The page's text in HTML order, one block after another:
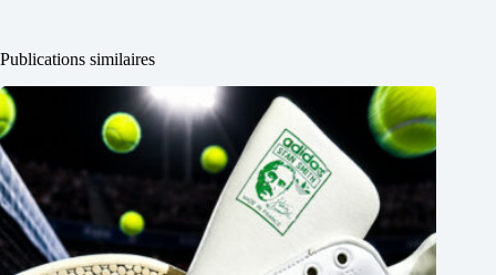
Publications similaires